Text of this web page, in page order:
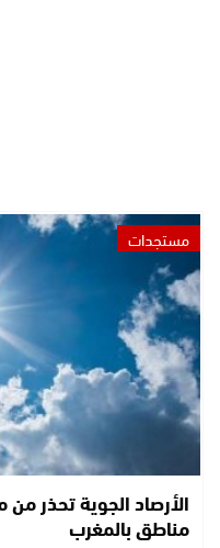
مستجدات
الأرصاد الجوية تحذر
مناطق بالمغرب